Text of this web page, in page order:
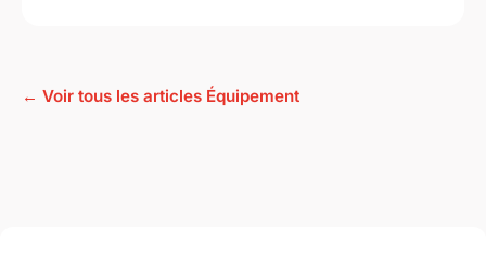
← Voir tous les articles Équipement